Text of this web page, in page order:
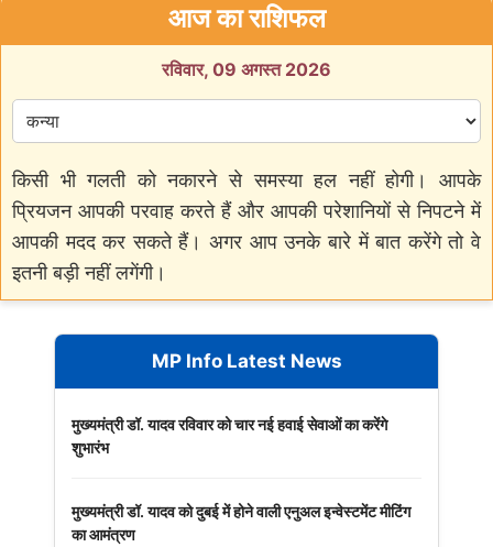
आज का राशिफल
रविवार, 09 अगस्त 2026
किसी भी गलती को नकारने से समस्या हल नहीं होगी। आपके
प्रियजन आपकी परवाह करते हैं और आपकी परेशानियों से निपटने में
आपकी मदद कर सकते हैं। अगर आप उनके बारे में बात करेंगे तो वे
इतनी बड़ी नहीं लगेंगी।
MP Info Latest News
मुख्यमंत्री डॉ. यादव रविवार को चार नई हवाई सेवाओं का करेंगे
शुभारंभ
मुख्यमंत्री डॉ. यादव को दुबई में होने वाली एनुअल इन्वेस्टमेंट मीटिंग
का आमंत्रण